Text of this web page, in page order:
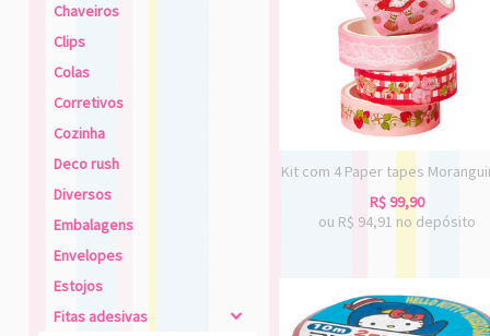
Chaveiros
Clips
Colas
Corretivos
Cozinha
Deco rush
Diversos
Embalagens
Envelopes
Estojos
Fitas adesivas
4
Kit com 4 Paper tapes
R$ 99,90
ou R$ 94,91 no depósito